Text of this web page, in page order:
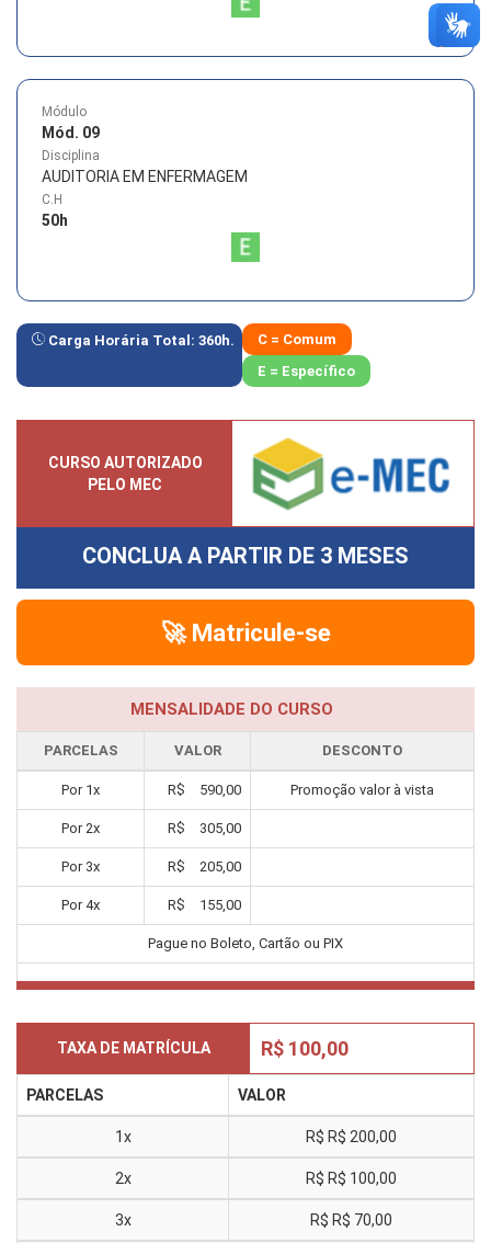
Módulo
Mód. 09
Disciplina
AUDITORIA EM ENFERMAGEM
C.H
50h
Carga Horária Total: 360h.
C = Comum
E = Específico
CURSO AUTORIZADO
PELO MEC
CONCLUA A PARTIR DE 3 MESES
🚀 Matricule-se
MENSALIDADE DO CURSO
PARCELAS VALOR DESCONTO
Por 1x R$ 590,00 Promoção valor à vista
Por2x R$ 305,00
Por 3x R$ 205,00
Por4x R$ 155,00
Pague no Boleto, Cartão ou PIX
TAXA DE MATRÍCULA R$ 100,00
PARCELAS VALOR
1x R$ R$ 200,00
2x R$ R$ 100,00
3x R$ R$ 70,00